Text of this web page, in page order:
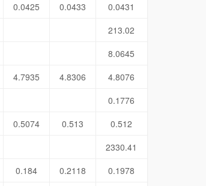
0.0425 0.0433
0.0431
213.02
8.0645
4.7935 4.8306
4.8076
0.1776
0.5074 0.513
0.512
2330.41
0.184 0.2118
0.1978